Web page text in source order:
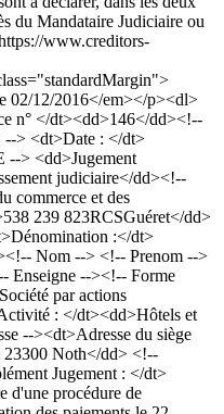
du Mandataire Judiciaire ou
www.creditors-
02/12/2016</em></p><dl>
n° </dt><dd>146</dd><!--
> <dt>Date : </dt>
> <dd>Jugement
judiciaire</dd><!--
commerce et des
239 823RCSGuéret</dd>
:</dt>
Nom --> <!-- Prenom -->
Enseigne --><!-- Forme
par actions
: </dt><dd>Hôtels et
--><dt>Adresse du siège
23300 Noth</dd> <!--
Jugement : </dt>
d'une procédure de